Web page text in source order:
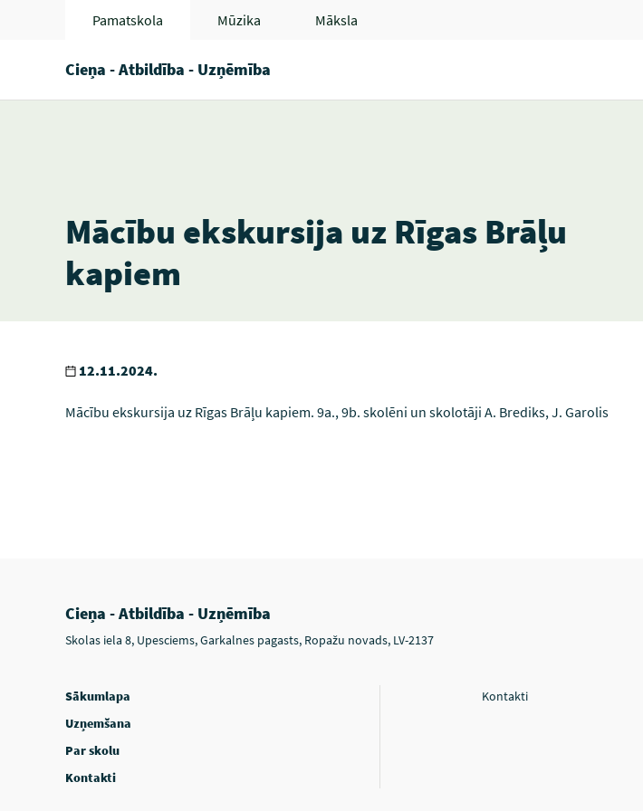
Pamatskola Mūzika Māksla
Cieņa - Atbildība - Uzņēmība
Mācību ekskursija uz Rīgas Brāļu
kapiem
12.11.2024.
Mācību ekskursija uz Rīgas Brāļu kapiem. 9a., 9b. skolēni un skolotāji A. Brediks, J. Garolis
Cieņa - Atbildība - Uzņēmība
Skolas iela 8, Upesciems, Garkalnes pagasts, Ropažu novads, LV-2137
Sākumlapa
Uzņemšana
Par skolu
Kontakti
Kontakti